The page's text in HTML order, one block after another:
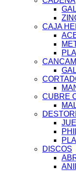
CAJA
CUBRE
DISCOS